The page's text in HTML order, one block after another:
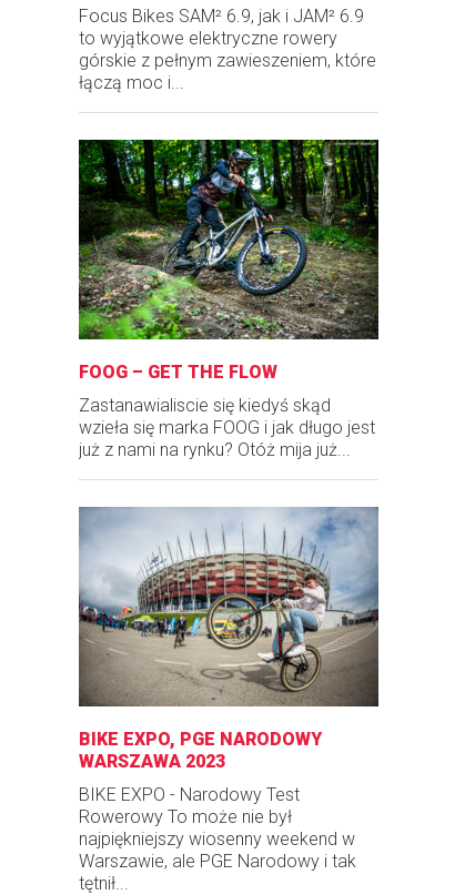
Focus Bikes SAM² 6.9, jak i JAM² 6.9
to wyjątkowe elektryczne rowery
górskie z pełnym zawieszeniem, które
łączą moc i...
FOOG – GET THE FLOW
Zastanawialiscie się kiedyś skąd
wzieła się marka FOOG i jak długo jest
już z nami na rynku? Otóż mija już...
BIKE EXPO, PGE NARODOWY
WARSZAWA 2023
BIKE EXPO - Narodowy Test
Rowerowy To może nie był
najpiękniejszy wiosenny weekend w
Warszawie, ale PGE Narodowy i tak
tętnił...